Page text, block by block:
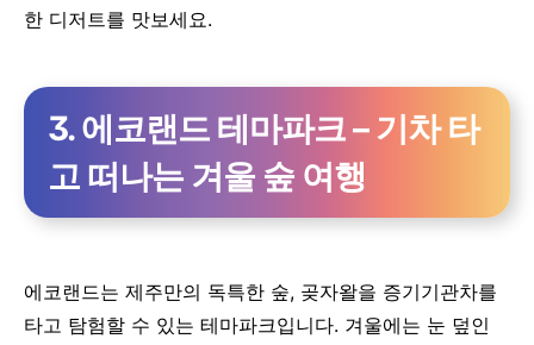
한 디저트를 맛보세요.
3. 에코랜드 테마파크 – 기차 타
고 떠나는 겨울 숲 여행
에코랜드는 제주만의 독특한 숲, 곶자왈을 증기기관차를
타고 탐험할 수 있는 테마파크입니다. 겨울에는 눈 덮인